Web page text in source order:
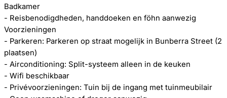
Badkamer
- Reisbenodigdheden, handdoeken en föhn aanwezig
Voorzieningen
- Parkeren: Parkeren op straat mogelijk in Bunberra Street (2
plaatsen)
- Airconditioning: Split-systeem alleen in de keuken
- Wifi beschikbaar
- Privévoorzieningen: Tuin bij de ingang met tuinmeubilair